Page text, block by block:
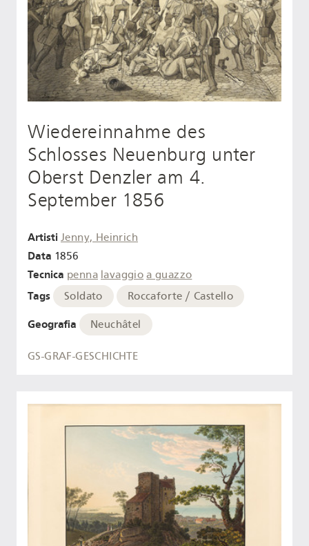
Wiedereinnahme des
Schlosses Neuenburg unter
Oberst Denzler am 4.
September 1856
Artisti Jenny, Heinrich
Data 1856
Tecnica penna lavaggio a guazzo
Tags Soldato Roccaforte / Castello
Geografia Neuchâtel
GS-GRAF-GESCHICHTE